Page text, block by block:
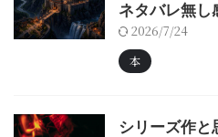
ネタバレ無し
2026/7/24
本
シリーズ作と